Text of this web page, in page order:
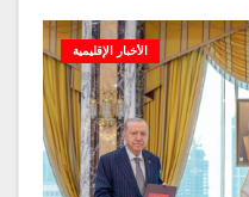
الأخبار الإقليمية